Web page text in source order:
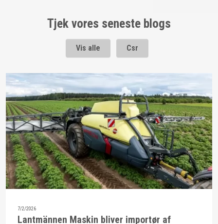
Tjek vores seneste blogs
Vis alle Csr
7/2/2026
Lantmännen Maskin bliver importør af